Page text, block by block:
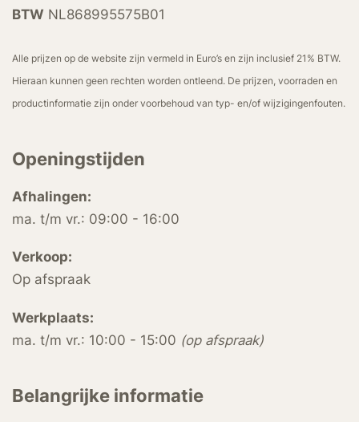
BTW NL868995575B01
Alle prijzen op de website zijn vermeld in Euro’s en zijn inclusief 21% BTW.
Hieraan kunnen geen rechten worden ontleend. De prijzen, voorraden en
productinformatie zijn onder voorbehoud van typ- en/of wijzigingenfouten.
Openingstijden
Afhalingen:
ma. t/m vr.: 09:00 - 16:00
Verkoop:
Op afspraak
Werkplaats:
ma. t/m vr.: 10:00 - 15:00 (op afspraak)
Belangrijke informatie